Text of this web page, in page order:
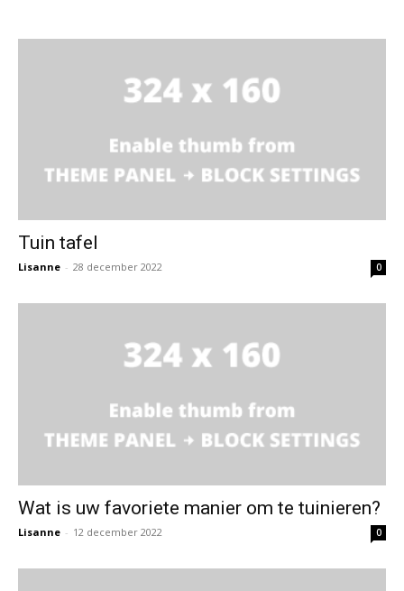
Tuin tafel
Lisanne - 28 december 2022 0
Wat is uw favoriete manier om te tuinieren?
Lisanne - 12 december 2022 0